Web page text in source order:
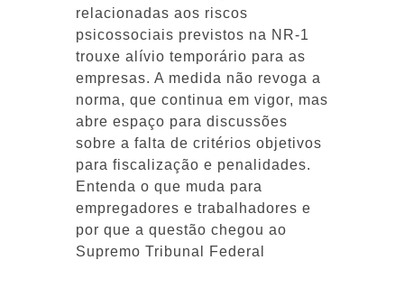
relacionadas aos riscos
psicossociais previstos na NR-1
trouxe alívio temporário para as
empresas. A medida não revoga a
norma, que continua em vigor, mas
abre espaço para discussões
sobre a falta de critérios objetivos
para fiscalização e penalidades.
Entenda o que muda para
empregadores e trabalhadores e
por que a questão chegou ao
Supremo Tribunal Federal